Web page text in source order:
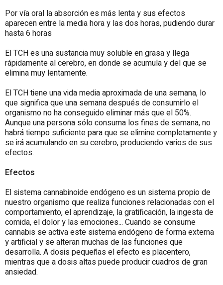
Por vía oral la absorción es más lenta y sus efectos
aparecen entre la media hora y las dos horas, pudiendo durar
hasta 6 horas
El TCH es una sustancia muy soluble en grasa y llega
rápidamente al cerebro, en donde se acumula y del que se
elimina muy lentamente.
El TCH tiene una vida media aproximada de una semana, lo
que significa que una semana después de consumirlo el
organismo no ha conseguido eliminar más que el 50%.
Aunque una persona sólo consuma los fines de semana, no
habrá tiempo suficiente para que se elimine completamente y
se irá acumulando en su cerebro, produciendo varios de sus
efectos.
Efectos
El sistema cannabinoide endógeno es un sistema propio de
nuestro organismo que realiza funciones relacionadas con el
comportamiento, el aprendizaje, la gratificación, la ingesta de
comida, el dolor y las emociones... Cuando se consume
cannabis se activa este sistema endógeno de forma externa
y artificial y se alteran muchas de las funciones que
desarrolla. A dosis pequeñas el efecto es placentero,
mientras que a dosis altas puede producir cuadros de gran
ansiedad.